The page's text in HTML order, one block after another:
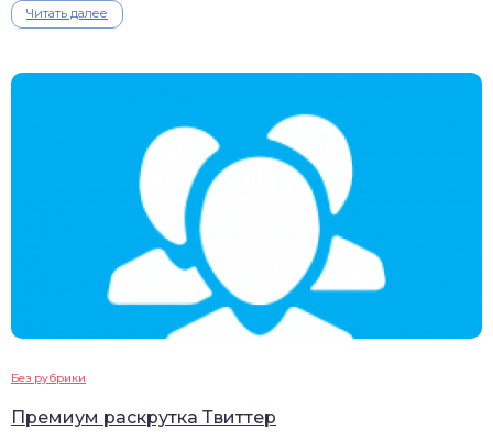
Читать далее
Без рубрики
Премиум раскрутка Твиттер